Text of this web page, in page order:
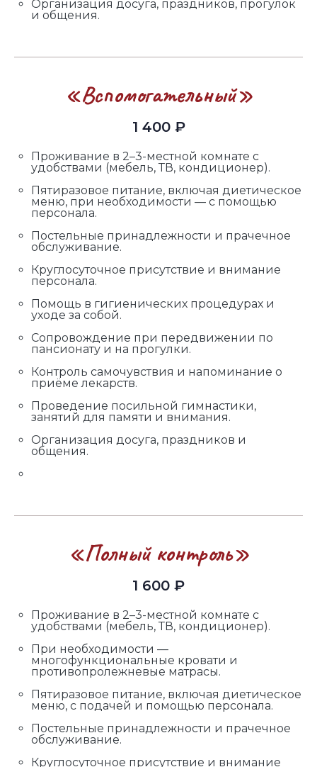
Организация досуга, праздников, прогулок
и общения.
«Вспомогательный»
1 400 ₽
Проживание в 2–3-местной комнате с
удобствами (мебель, ТВ, кондиционер).
Пятиразовое питание, включая диетическое
меню, при необходимости — с помощью
персонала.
Постельные принадлежности и прачечное
обслуживание.
Круглосуточное присутствие и внимание
персонала.
Помощь в гигиенических процедурах и
уходе за собой.
Сопровождение при передвижении по
пансионату и на прогулки.
Контроль самочувствия и напоминание о
приёме лекарств.
Проведение посильной гимнастики,
занятий для памяти и внимания.
Организация досуга, праздников и
общения.
«Полный контроль»
1 600 ₽
Проживание в 2–3-местной комнате с
удобствами (мебель, ТВ, кондиционер).
При необходимости —
многофункциональные кровати и
противопролежневые матрасы.
Пятиразовое питание, включая диетическое
меню, с подачей и помощью персонала.
Постельные принадлежности и прачечное
обслуживание.
Круглосуточное присутствие и внимание